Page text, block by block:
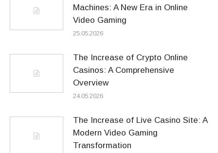
Machines: A New Era in Online
Video Gaming
25.05.2026
The Increase of Crypto Online
Casinos: A Comprehensive
Overview
24.05.2026
The Increase of Live Casino Site: A
Modern Video Gaming
Transformation